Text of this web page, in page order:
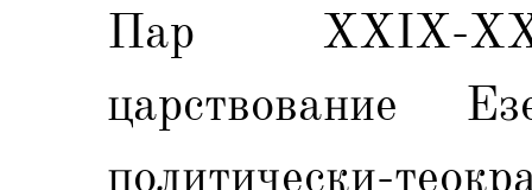
Пар XXIX-
царствование
политически-